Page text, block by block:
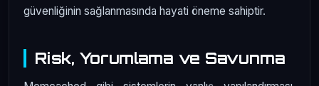
güvenliğinin sağlanmasında hayati öneme sahiptir.
Risk, Yorumlama ve Savunma